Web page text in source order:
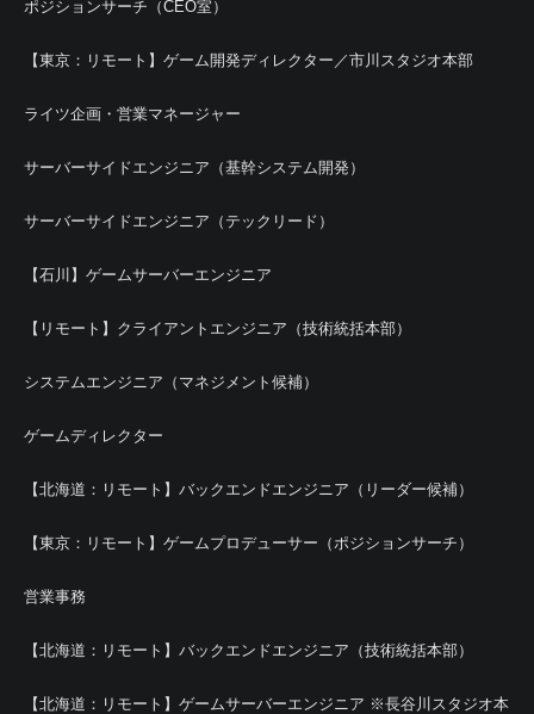
ポジションサーチ（CEO室）
【東京：リモート】ゲーム開発ディレクター／市川スタジオ本部
ライツ企画・営業マネージャー
サーバーサイドエンジニア（基幹システム開発）
サーバーサイドエンジニア（テックリード）
【石川】ゲームサーバーエンジニア
【リモート】クライアントエンジニア（技術統括本部）
システムエンジニア（マネジメント候補）
ゲームディレクター
【北海道：リモート】バックエンドエンジニア（リーダー候補）
【東京：リモート】ゲームプロデューサー（ポジションサーチ）
営業事務
【北海道：リモート】バックエンドエンジニア（技術統括本部）
【北海道：リモート】ゲームサーバーエンジニア ※長谷川スタジオ本